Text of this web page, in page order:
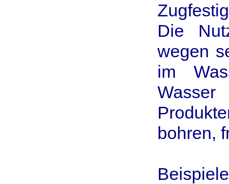
Die
wegen
im
bohren,